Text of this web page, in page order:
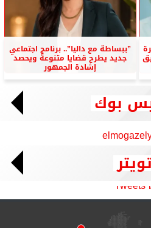
”ببساطة مع داليا”.. برنامج اجتماعي
جديد يطرح قضايا متنوعة ويحصد
إشادة الجمهور
بوك
Tweets